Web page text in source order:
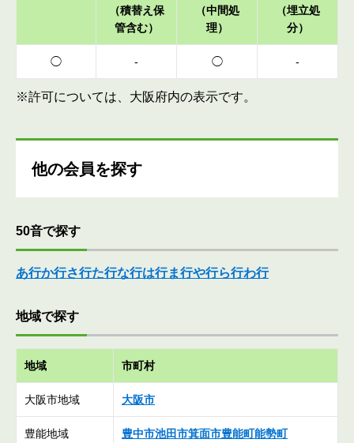
（積替え保
管含む）
（中間処
理）
（埋立処
分）
◯ - ◯ -
※許可については、大阪府内の表示です。
他の会員を探す
50音で探す
あ行か行さ行た行な行は行ま行や行ら行わ行
地域で探す
地域 市町村
大阪市地域 大阪市
豊能地域 豊中市池田市箕面市豊能町能勢町